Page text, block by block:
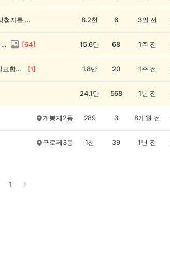
💰[당첨자 발표] 26회차 우리 동네 정보왕 이벤트 당첨자를 발표합니다! 8.2천 6 3일 전
💸 전원 2,000캐시 지급! 우리 동네 정보왕 27회차 (~8/10) [64] 15.6만 68 1주 전
💰[당첨자 발표] 우리 동네 썰전 12회차 당첨자를 발표합니다! [1] 1.8만 20 1주 전
24.1만 568 1년 전
개봉제2동 289 3 8개월 전
구로제3동 1천 39 1년 전
1